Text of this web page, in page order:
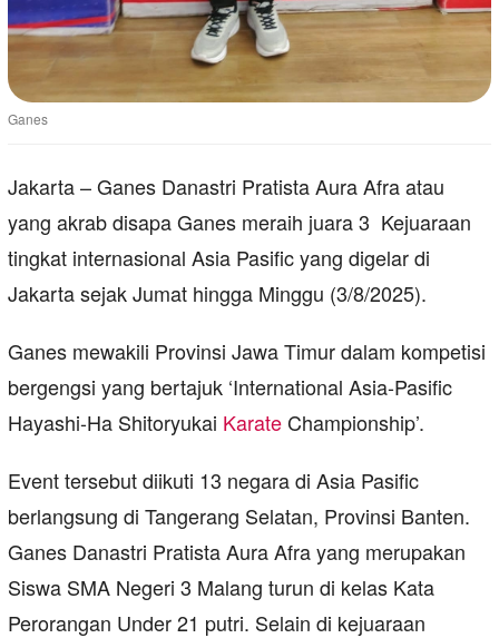
Ganes
Jakarta – Ganes Danastri Pratista Aura Afra atau
yang akrab disapa Ganes meraih juara 3 Kejuaraan
tingkat internasional Asia Pasific yang digelar di
Jakarta sejak Jumat hingga Minggu (3/8/2025).
Ganes mewakili Provinsi Jawa Timur dalam kompetisi
bergengsi yang bertajuk ‘International Asia-Pasific
Hayashi-Ha Shitoryukai Karate Championship’.
Event tersebut diikuti 13 negara di Asia Pasific
berlangsung di Tangerang Selatan, Provinsi Banten.
Ganes Danastri Pratista Aura Afra yang merupakan
Siswa SMA Negeri 3 Malang turun di kelas Kata
Perorangan Under 21 putri. Selain di kejuaraan